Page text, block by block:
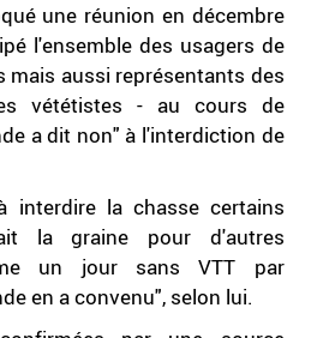
une réunion en décembre
l'ensemble des usagers de
mais aussi représentants des
vététistes - au cours de
a dit non" à l'interdiction de
interdire la chasse certains
la graine pour d'autres
un jour sans VTT par
en a convenu", selon lui.